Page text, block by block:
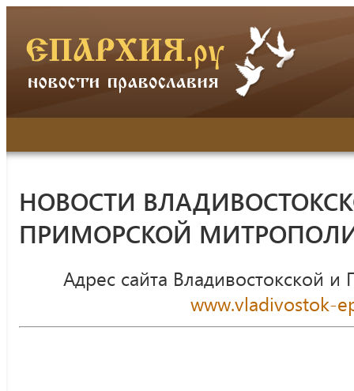
НОВОСТИ
ПРИМОРСКОЙ
Адрес сайта Владивостокской
www.vladivostok-